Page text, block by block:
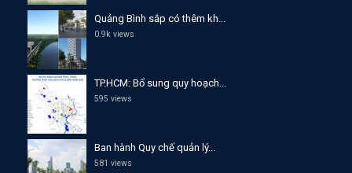
Quảng Bình sắp có thêm kh...
0.9k views
TP.HCM: Bổ sung quy hoạch...
595 views
Ban hành Quy chế quản lý...
581 views